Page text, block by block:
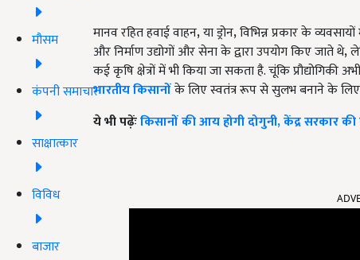
मौसम
कंपनी समाचार
साक्षात्कार
विविध
बाजार
मानव रहित हवाई वाहन,या ड्रोन,विभिन्न प्रकार के
और निर्माण उद्योगों और सेना के द्वारा उपयोग किए जाते थे,
कई कृषि क्षेत्रों में भी किया जा सकता है. चूंकि प्रौद्योगिकी
भारतीय किसानोंके लिए स्वतंत्र रूप से सुलभ बनाने के
ये भी पढ़ेंःकिसानों की आय होगी दोगुनी, केंद्र सरकार